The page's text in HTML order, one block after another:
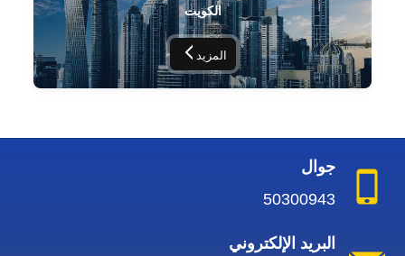
الكويت
المزيد
جوال
50300943
البريد الإلكتروني